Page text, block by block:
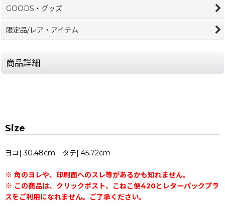
GOODS・グッズ
限定品/レア・アイテム
商品詳細
Size
ヨコ| 30.48cm タテ| 45.72cm
※ 角のヨレや、印刷面へのスレ等があるかも知れません。
※ この商品は、クリックポスト、こねこ便420とレターパックプラ
スをご利用になれません。ご了承ください。